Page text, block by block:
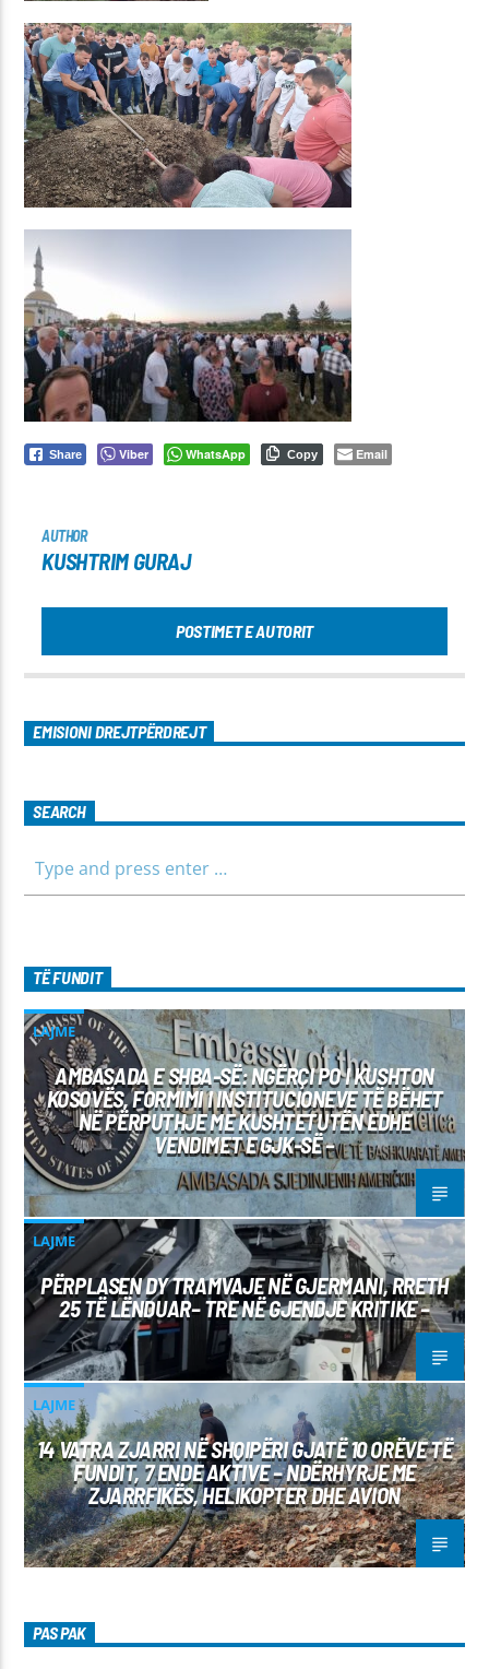
Share Viber WhatsApp Copy Email
AUTHOR
KUSHTRIM GURAJ
POSTIMET E AUTORIT
EMISIONI DREJTPËRDREJT
SEARCH
TË FUNDIT
LAJME
AMBASADA E SHBA-SË: NGËRÇI PO I KUSHTON
KOSOVËS, FORMIMI I INSTITUCIONEVE TË BËHET
NË PËRPUTHJE ME KUSHTETUTËN EDHE
VENDIMET E GJK-SË –
LAJME
PËRPLASEN DY TRAMVAJE NË GJERMANI, RRETH
25 TË LËNDUAR– TRE NË GJENDJE KRITIKE –
LAJME
14 VATRA ZJARRI NË SHQIPËRI GJATË 10 ORËVE TË
FUNDIT, 7 ENDE AKTIVE – NDËRHYRJE ME
ZJARRFIKËS, HELIKOPTER DHE AVION
PAS PAK